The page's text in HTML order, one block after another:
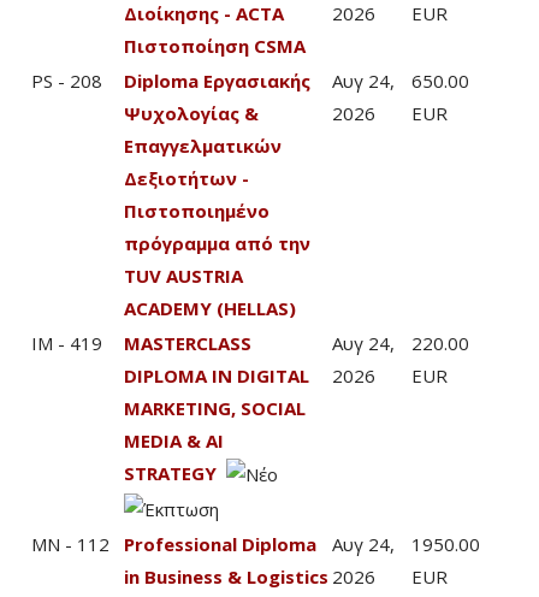
Διοίκησης - ACTA
Πιστοποίηση CSMA
2026
EUR
PS - 208
Diploma Εργασιακής
Ψυχολογίας &
Επαγγελματικών
Δεξιοτήτων -
Πιστοποιημένο
πρόγραμμα από την
TUV AUSTRIA
ACADEMY (HELLAS)
Αυγ 24,
2026
650.00
EUR
IM - 419
MASTERCLASS
DIPLOMA IN DIGITAL
MARKETING, SOCIAL
MEDIA & AI
STRATEGY
Αυγ 24,
2026
220.00
EUR
MN - 112
Professional Diploma
in Business & Logistics
Αυγ 24,
2026
1950.00
EUR